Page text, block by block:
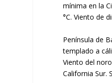
mínima en la
°C. Viento de
Península de
templado a
Viento del
California Sur.